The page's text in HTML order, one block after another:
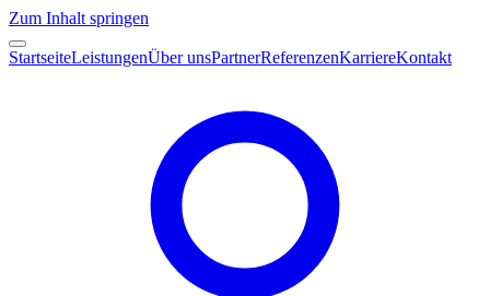
Zum Inhalt springen
StartseiteLeistungenÜber unsPartnerReferenzenKarriereKontakt